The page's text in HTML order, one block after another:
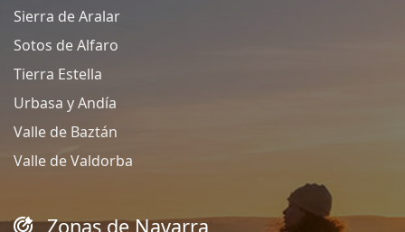
Sierra de Aralar
Sotos de Alfaro
Tierra Estella
Urbasa y Andía
Valle de Baztán
Valle de Valdorba
Zonas de Navarra